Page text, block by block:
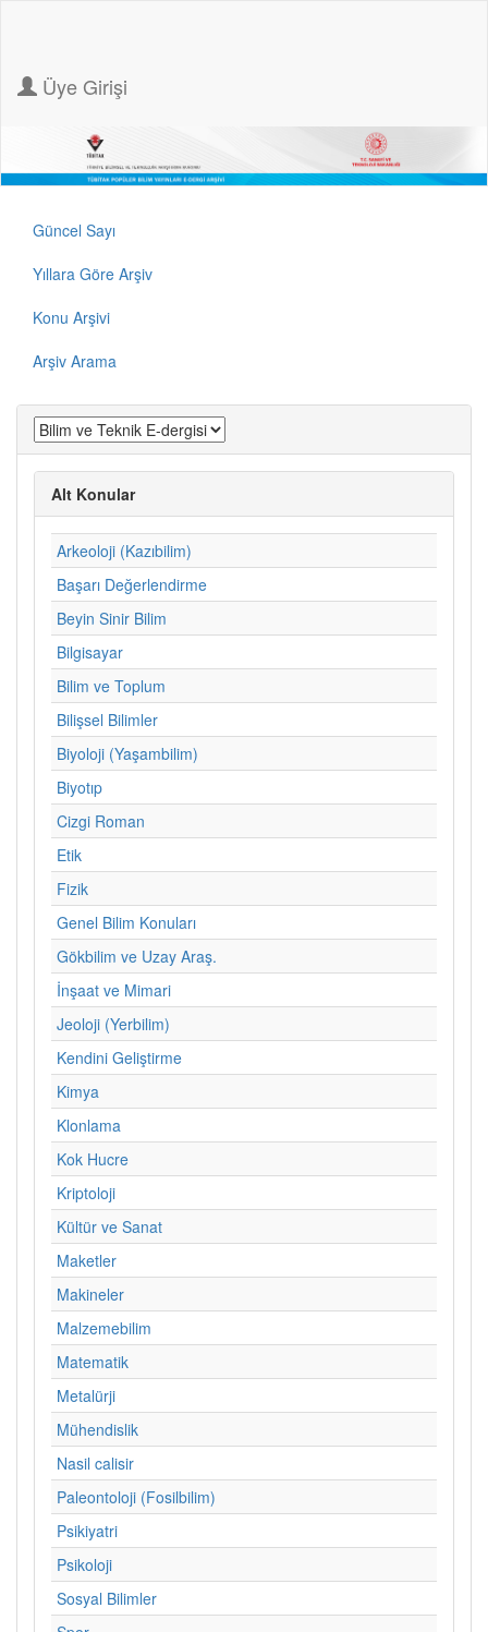
Üye Girişi
Güncel Sayı
Yıllara Göre Arşiv
Konu Arşivi
Arşiv Arama
Alt Konular
Arkeoloji (Kazıbilim)
Başarı Değerlendirme
Beyin Sinir Bilim
Bilgisayar
Bilim ve Toplum
Bilişsel Bilimler
Biyoloji (Yaşambilim)
Biyotıp
Cizgi Roman
Etik
Fizik
Genel Bilim Konuları
Gökbilim ve Uzay Araş.
İnşaat ve Mimari
Jeoloji (Yerbilim)
Kendini Geliştirme
Kimya
Klonlama
Kok Hucre
Kriptoloji
Kültür ve Sanat
Maketler
Makineler
Malzemebilim
Matematik
Metalürji
Mühendislik
Nasil calisir
Paleontoloji (Fosilbilim)
Psikiyatri
Psikoloji
Sosyal Bilimler